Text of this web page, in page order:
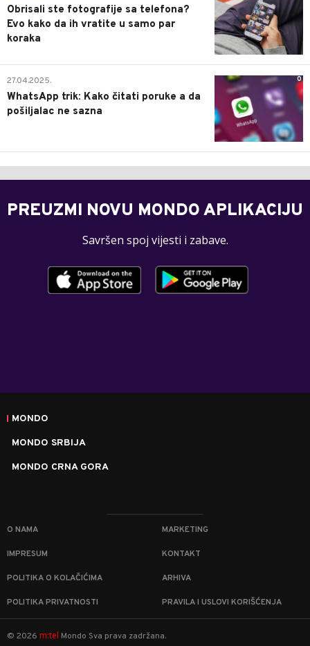
Obrisali ste fotografije sa telefona?
Evo kako da ih vratite u samo par
koraka
0
27.04.2025.
WhatsApp trik: Kako čitati poruke a da
pošiljalac ne sazna
PREUZMI NOVU MONDO APLIKACIJU
Savršen spoj vijesti i zabave.
MONDO
MONDO SRBIJA
MONDO CRNA GORA
O NAMA MARKETING
IMPRESUM KONTAKT
POLITIKA O KOLAČIĆIMA ARHIVA
POLITIKA PRIVATNOSTI PRAVILA I USLOVI KORIŠĆENJA
© 2026 m:tel Mondo Sva prava zadržana.